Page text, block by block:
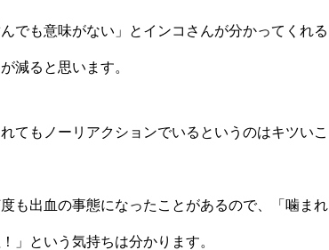
でも意味がない」とインコさんが分かってくれる
減ると思います。
てもノーリアクションでいるというのはキツいこ
も出血の事態になったことがあるので、「噛まれ
」という気持ちは分かります。